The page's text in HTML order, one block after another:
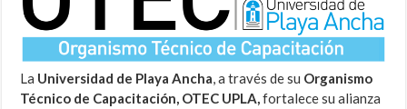
La Universidad de Playa Ancha, a través de su Organismo
Técnico de Capacitación, OTEC UPLA,fortalece su alianza